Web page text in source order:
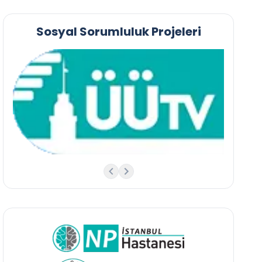
Sosyal Sorumluluk Projeleri